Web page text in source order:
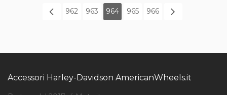
962 963 964 965 966
Accessori Harley-Davidson AmericanWheels.it